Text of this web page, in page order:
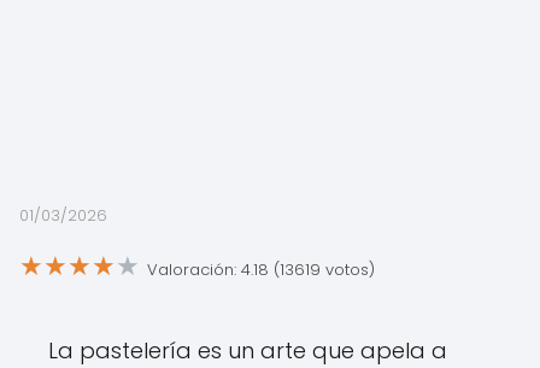
01/03/2026
★★★★★ Valoración: 4.18 (13619 votos)
La pastelería es un arte que apela a